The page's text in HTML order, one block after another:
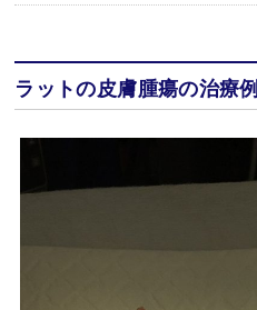
ラットの皮膚腫瘍の治療例